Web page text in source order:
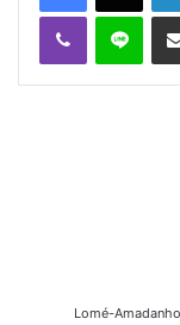
Viber Ligne
Lomé-